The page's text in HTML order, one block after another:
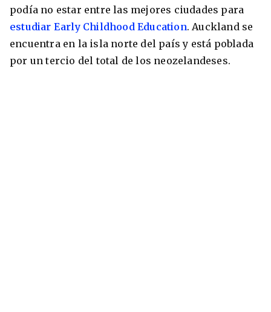
podía no estar entre las mejores ciudades para
estudiar Early Childhood Education. Auckland se
encuentra en la isla norte del país y está poblada
por un tercio del total de los neozelandeses.